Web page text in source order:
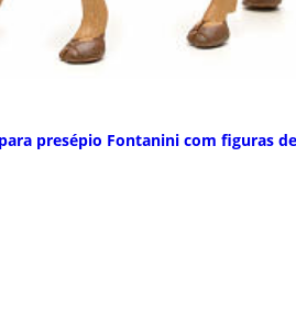
presépio Fontanini com figuras de